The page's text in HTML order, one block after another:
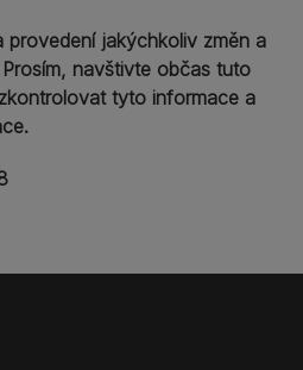
provedení jakýchkoliv změn a
navštivte občas tuto
tyto informace a